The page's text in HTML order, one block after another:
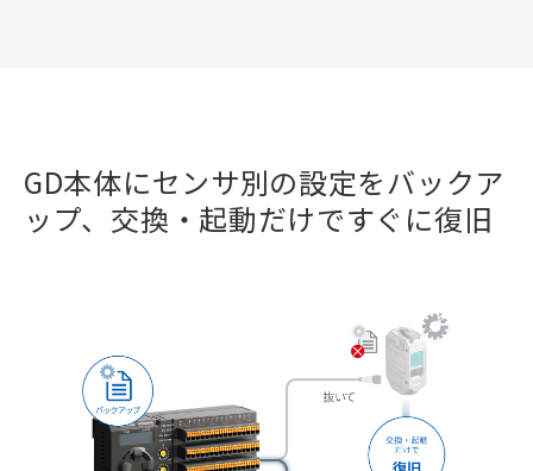
GD本体にセンサ別の設定をバックア
ップ、交換・起動だけですぐに復旧